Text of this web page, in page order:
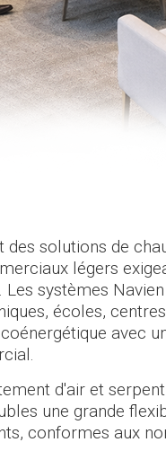
des solutions de
légers
systèmes Navien
écoles, centres
avec
d'air et
une grande
conformes aux